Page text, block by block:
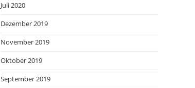
Juli 2020
Dezember 2019
November 2019
Oktober 2019
September 2019